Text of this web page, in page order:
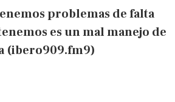
problemas de falta
es un mal manejo de
(ibero909.fm9)